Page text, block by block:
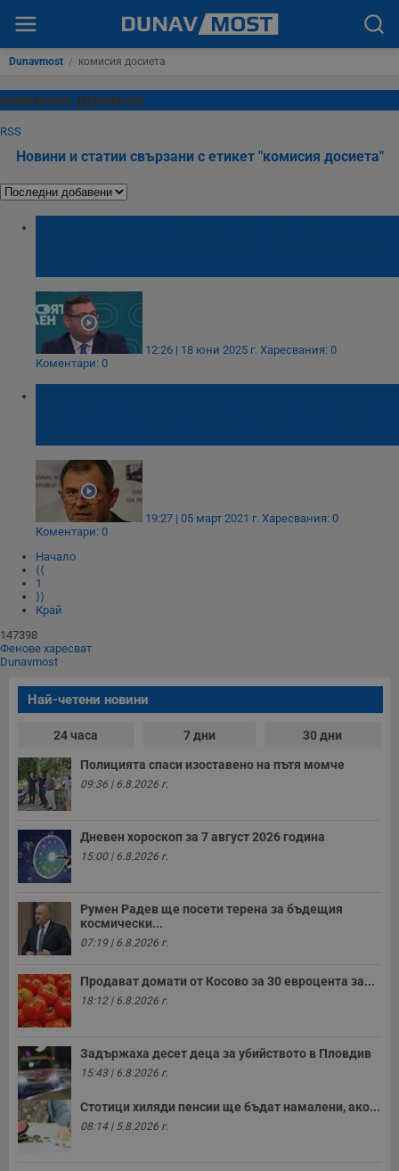
Dunavmost / комисия досиета
комисия досиета
RSS
Новини и статии свързани с етикет "комисия досиета"
12:26 | 18 юни 2025 г. Харесвания: 0
Коментари: 0
19:27 | 05 март 2021 г. Харесвания: 0
Коментари: 0
Начало
⟨⟨
1
⟩⟩
Край
147398
Фенове харесват
Dunavmost
Най-четени новини
24 часа 7 дни 30 дни
Полицията спаси изоставено на пътя момче
09:36 | 6.8.2026 г.
Дневен хороскоп за 7 август 2026 година
15:00 | 6.8.2026 г.
Румен Радев ще посети терена за бъдещия
космически...
07:19 | 6.8.2026 г.
Продават домати от Косово за 30 евроцента за...
18:12 | 6.8.2026 г.
Задържаха десет деца за убийството в Пловдив
15:43 | 6.8.2026 г.
Стотици хиляди пенсии ще бъдат намалени, ако...
08:14 | 5.8.2026 г.